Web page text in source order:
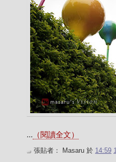
... （閱讀全文）
張貼者： Masaru 於 14:59